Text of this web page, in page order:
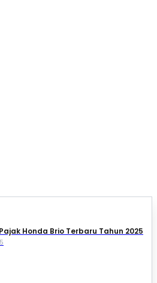
Honda Brio Terbaru Tahun 2025